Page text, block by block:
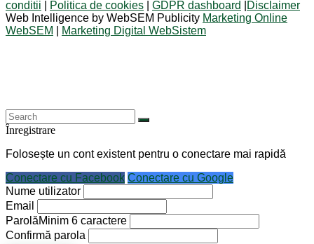
conditii Politica de cookies GDPR dashboard
Disclaimer
Web Intelligence by WebSEM Publicity Marketing Online
WebSEM
Marketing Digital WebSistem
Înregistrare
Folosește un cont existent pentru o conectare mai rapidă
Conectare cu Facebook Conectare cu Google
Nume utilizator
Email
ParolăMinim 6 caractere
Confirmă parola